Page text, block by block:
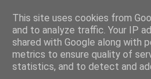
PASEANTE
Blog personal de Emilio Valadé
This site uses cookies from
and to analyze traffic. Your IP
shared with Google along with
metrics to ensure quality of
statistics, and to detect and